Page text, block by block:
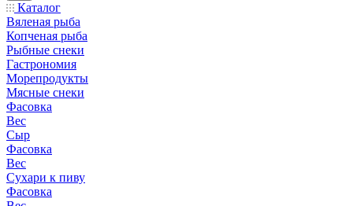
Каталог
Вяленая рыба
Копченая рыба
Рыбные снеки
Гастрономия
Морепродукты
Мясные снеки
Фасовка
Вес
Сыр
Фасовка
Вес
Сухари к пиву
Фасовка